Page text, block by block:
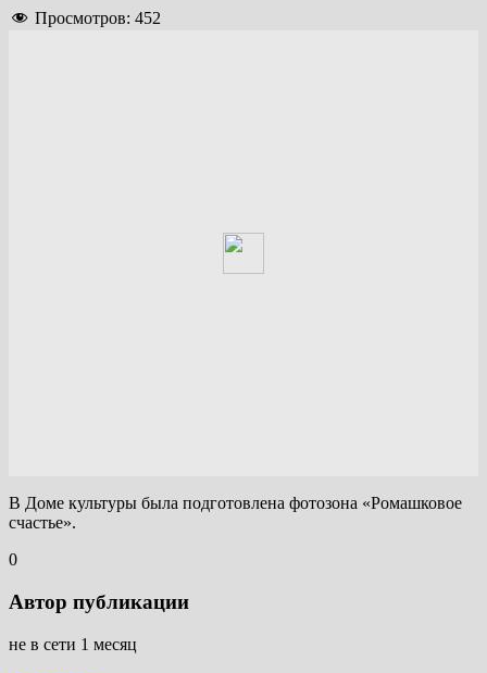
Просмотров: 452
В Доме культуры была подготовлена фотозона «Ромашковое
счастье».
0
Автор публикации
не в сети 1 месяц